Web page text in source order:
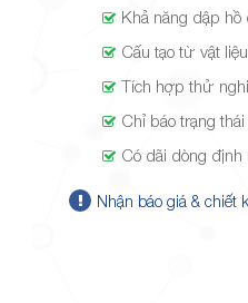
Khả năng dập hồ
Cấu tạo từ vật
Tích hợp thử
Chỉ báo trạng
Có dãi dòng
Nhận báo giá & chiết